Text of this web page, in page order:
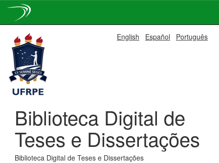
navigation
English Español Português
Biblioteca Digital de
Teses e Dissertações
Biblioteca Digital de Teses e Dissertações